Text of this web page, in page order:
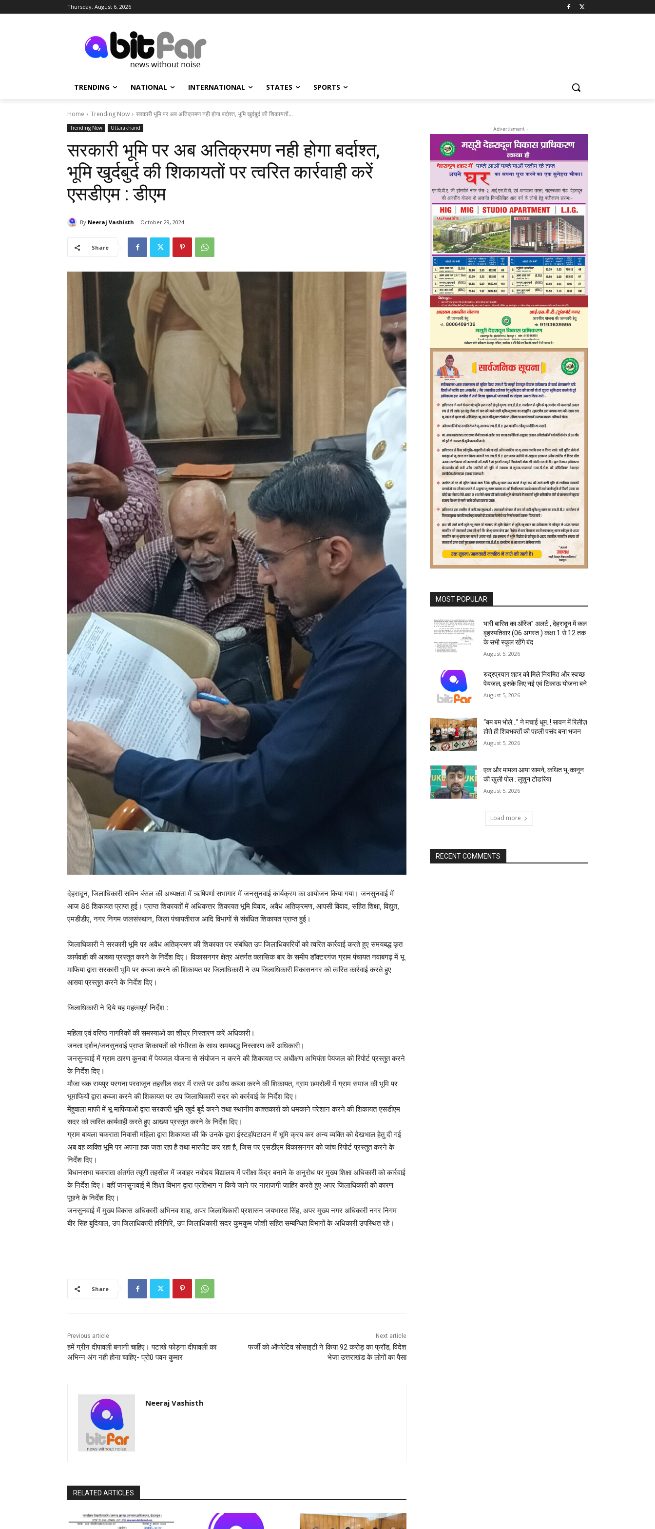
Thursday, August 6, 2026
TRENDING NATIONAL INTERNATIONAL STATES SPORTS
Home Trending Now सरकारी भूमि पर अब अतिक्रमण नही होगा बर्दाश्त, भूमि खुर्दबुर्द की शिकायतों...
Trending Now Uttarakhand
सरकारी भूमि पर अब अतिक्रमण नही होगा बर्दाश्त,
भूमि खुर्दबुर्द की शिकायतों पर त्वरित कार्रवाही करें
एसडीएम : डीएम
By Neeraj Vashisth October 29, 2024
Share
देहरादून, जिलाधिकारी सविन बंसल की अध्यक्षता में ऋषिपर्णा सभागार में जनसुनवाई कार्यक्रम का आयोजन किया गया। जनसुनवाई में
आज 86 शिकायत प्राप्त हुई। प्राप्त शिकायतों में अधिकत्तर शिकायत भूमि विवाद, अवैध अतिक्रमण, आपसी विवाद, सहित शिक्षा, विद्युत,
एमडीडीए, नगर निगम जलसंस्थान, जिला पंचायतीराज आदि विभागों से संबंधित शिकायत प्राप्त हुई।
जिलाधिकारी ने सरकारी भूमि पर अवैध अतिक्रमण की शिकायत पर संबंधित उप जिलाधिकारियों को त्वरित कार्रवाई करते हुए समयबद्ध कृत
कार्यवाही की आख्या प्रस्तुत करने के निर्देश दिए। विकासनगर क्षेत्र अंतर्गत क्लासिक बार के समीप डॉक्टरगंज ग्राम पंचायत नवाबगढ़ में भू
माफिया द्वारा सरकारी भूमि पर कब्जा करने की शिकायत पर जिलाधिकारी ने उप जिलाधिकारी विकासनगर को त्वरित कार्रवाई करते हुए
आख्या प्रस्तुत करने के निर्देश दिए।
जिलाधिकारी ने दिये यह महत्वपूर्ण निर्देश :
महिला एवं वरिष्ठ नागरिकों की समस्याओं का शीघ्र निस्तारण करें अधिकारी।
जनता दर्शन/जनसुनवाई प्राप्त शिकायतों को गंभीरता के साथ समयबद्ध निस्तारण करें अधिकारी।
जनसुनवाई में ग्राम ठारण कुनवा में पेयजल योजना से संयोजन न करने की शिकायत पर अधीक्षण अभियंता पेयजल को रिपोर्ट प्रस्तुत करने
के निर्देश दिए।
मौजा चक रायपुर परगना परवाजून तहसील सदर में रास्ते पर अवैध कब्जा करने की शिकायत, ग्राम छमरोली में ग्राम समाज की भूमि पर
भूमाफियों द्वारा कब्जा करने की शिकायत पर उप जिलाधिकारी सदर को कार्रवाई के निर्देश दिए।
मेंहुवाला माफी में भू माफियाओं द्वारा सरकारी भूमि खुर्द बुर्द करने तथा स्थानीय काश्तकारों को धमकाने परेशान करने की शिकायत एसडीएम
सदर को त्वरित कार्यवाही करते हुए आख्या प्रस्तुत करने के निर्देश दिए।
ग्राम बायला चकराता निवासी महिला द्वारा शिकायत की कि उनके द्वारा ईस्टहॉपटाउन में भूमि क्रय कर अन्य व्यक्ति को देखभाल हेतु दी गई
अब वह व्यक्ति भूमि पर अपना हक जता रहा है तथा मारपीट कर रहा है, जिस पर एसडीएम विकासनगर को जांच रिपोर्ट प्रस्तुत करने के
निर्देश दिए।
विधानसभा चकराता अंतर्गत त्यूणी तहसील में जवाहर नवोदय विद्यालय में परीक्षा केंद्र बनाने के अनुरोध पर मुख्य शिक्षा अधिकारी को कार्रवाई
के निर्देश दिए। वहीं जनसुनवाई में शिक्षा विभाग द्वारा प्रतिभाग न किये जाने पर नाराजगी जाहिर करते हुए अपर जिलाधिकारी को कारण
पूछने के निर्देश दिए।
जनसुनवाई में मुख्य विकास अधिकारी अभिनव शाह, अपर जिलाधिकारी प्रशासन जयभारत सिंह, अपर मुख्य नगर अधिकारी नगर निगम
बीर सिंह बुदियाल, उप जिलाधिकारी हरिगिरि, उप जिलाधिकारी सदर कुमकुम जोशी सहित सम्बन्धित विभागों के अधिकारी उपस्थित रहे।
Share
Previous article
हमें ग्रीन दीपावली बनानी चाहिए। पटाखे फोड़ना दीपावली का
अभिन्न अंग नही होना चाहिए- प्रो0 पवन कुमार
Next article
फर्जी को ऑपरेटिव सोसाइटी ने किया 92 करोड़ का फ्रॉड, विदेश
भेजा उत्तराखंड के लोगों का पैसा
Neeraj Vashisth
RELATED ARTICLES
- Advertisment -
MOST POPULAR
भारी बारिश का ऑरेंज” अलर्ट , देहरादून में कल
बृहस्पतिवार (06 अगस्त ) कक्षा 1 से 12 तक
के सभी स्कूल रहेंगे बंद
August 5, 2026
रुद्रप्रयाग शहर को मिले नियमित और स्वच्छ
पेयजल, इसके लिए नई एवं टिकाऊ योजना बने
August 5, 2026
“बम बम भोले…” ने मचाई धूम..! सावन में रिलीज़
होते ही शिवभक्तों की पहली पसंद बना भजन
August 5, 2026
एक और मामला आया सामने, कथित भू-कानून
की खुली पोल : लूशुन टोडरिया
August 5, 2026
Load more
RECENT COMMENTS